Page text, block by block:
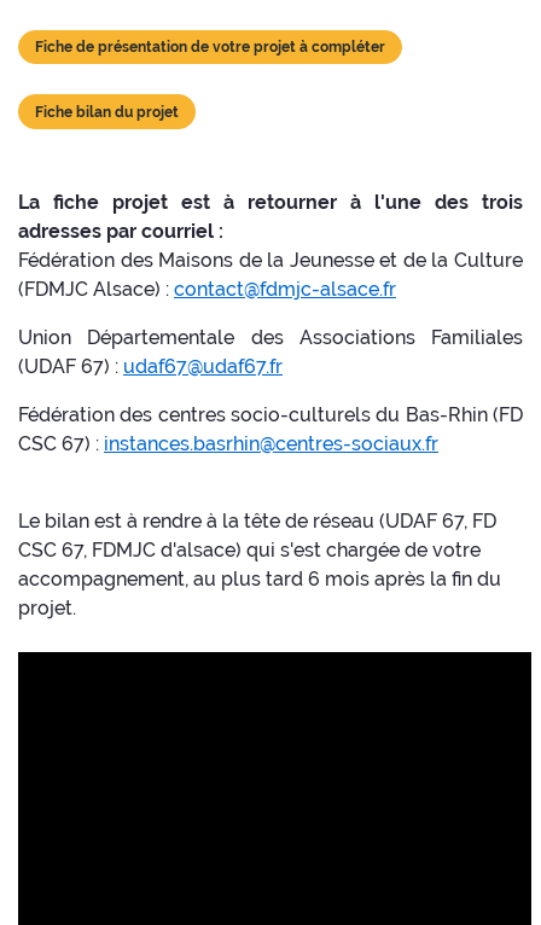
Fiche de présentation de votre projet à compléter
Fiche bilan du projet
La fiche projet est à retourner à l'une des trois
adresses par courriel :
Fédération des Maisons de la Jeunesse et de la Culture
(FDMJC Alsace) : contact@fdmjc-alsace.fr
Union Départementale des Associations Familiales
(UDAF 67) : udaf67@udaf67.fr
Fédération des centres socio-culturels du Bas-Rhin (FD
CSC 67) : instances.basrhin@centres-sociaux.fr
Le bilan est à rendre à la tête de réseau (UDAF 67, FD
CSC 67, FDMJC d'alsace) qui s'est chargée de votre
accompagnement, au plus tard 6 mois après la fin du
projet.